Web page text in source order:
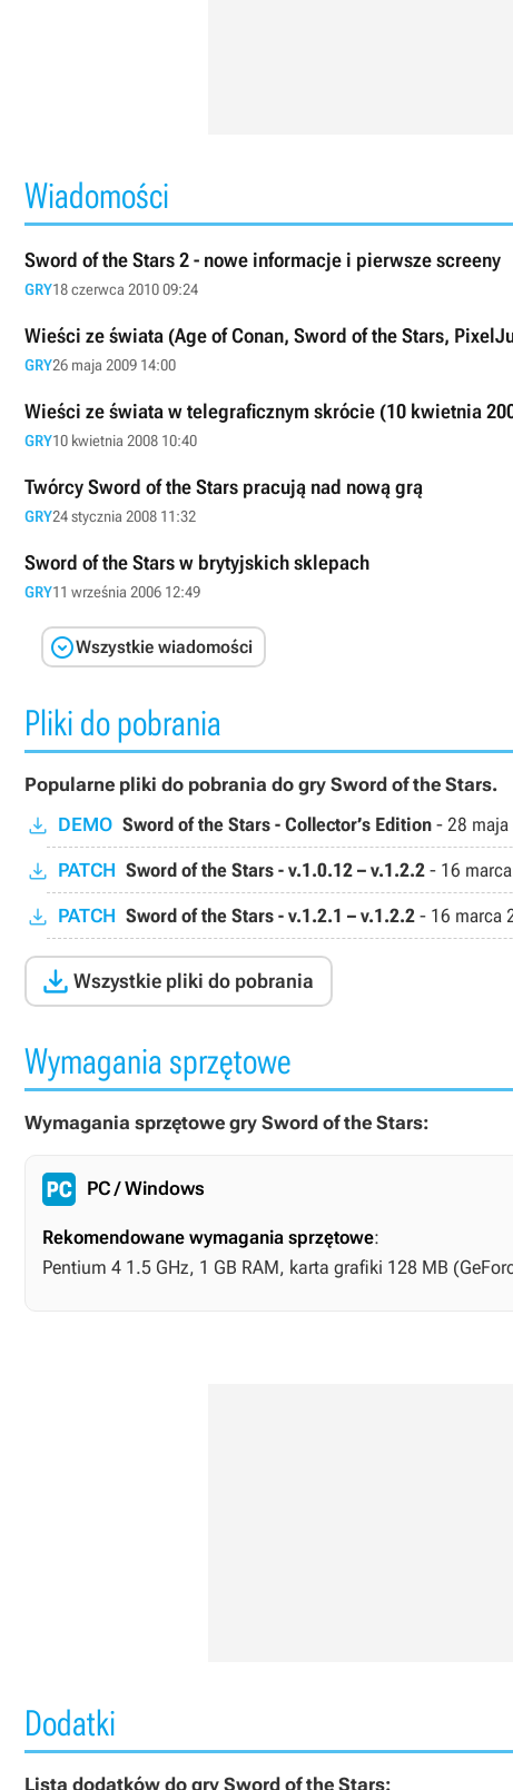
Wiadomości
Sword of the Stars 2 - nowe informacje i pierwsze screeny
GRY18 czerwca 2010 09:24
Wieści ze świata (Age of Conan, Sword of the Stars,
GRY26 maja 2009 14:00
Wieści ze świata w telegraficznym skrócie (10 kwietnia
GRY10 kwietnia 2008 10:40
Twórcy Sword of the Stars pracują nad nową grą
GRY24 stycznia 2008 11:32
Sword of the Stars w brytyjskich sklepach
GRY11 września 2006 12:49
Wszystkie wiadomości
Pliki do pobrania
Popularne pliki do pobrania do gry Sword of the Stars.
DEMO Sword of the Stars - Collector’s Edition - 28
PATCH Sword of the Stars - v.1.0.12 – v.1.2.2 - 16
PATCH Sword of the Stars - v.1.2.1 – v.1.2.2 - 16 marca
 Wszystkie pliki do pobrania
Wymagania sprzętowe
Wymagania sprzętowe gry Sword of the Stars:
PC / Windows
Rekomendowane wymagania sprzętowe:
Pentium 4 1.5 GHz, 1 GB RAM, karta grafiki 128 MB
Dodatki
Lista dodatków do gry Sword of the Stars: